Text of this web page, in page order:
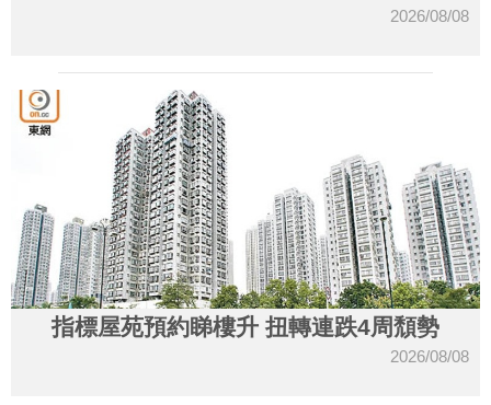
2026/08/08
指標屋苑預約睇樓升 扭轉連跌4周頹勢
2026/08/08